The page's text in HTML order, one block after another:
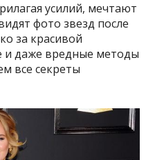
усилий, мечтают
фото звезд после
за красивой
и даже вредные методы
все секреты